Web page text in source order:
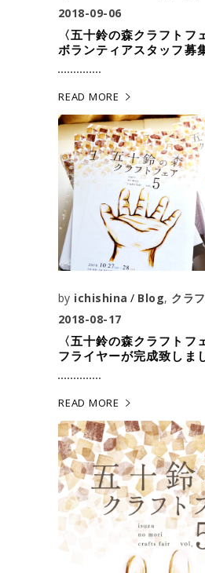
2018-09-06
〈五十鈴の森クラフト
ボランティアスタッフ募
READ MORE
by ichishina Blog, クラ
2018-08-17
〈五十鈴の森クラフトフ
フライヤーが完成致しま
READ MORE